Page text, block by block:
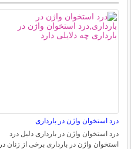
درد استخوان واژن در بارداری
درد استخوان واژن در بارداری دلیل درد
استخوان واژن در بارداری برخی از زنان در